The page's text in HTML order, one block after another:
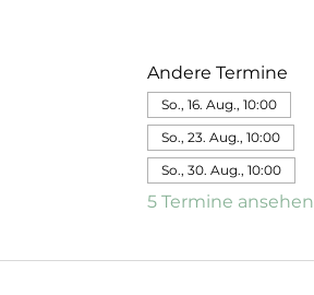
Andere Termine
So., 16. Aug., 10:00
So., 23. Aug., 10:00
So., 30. Aug., 10:00
5 Termine ansehen